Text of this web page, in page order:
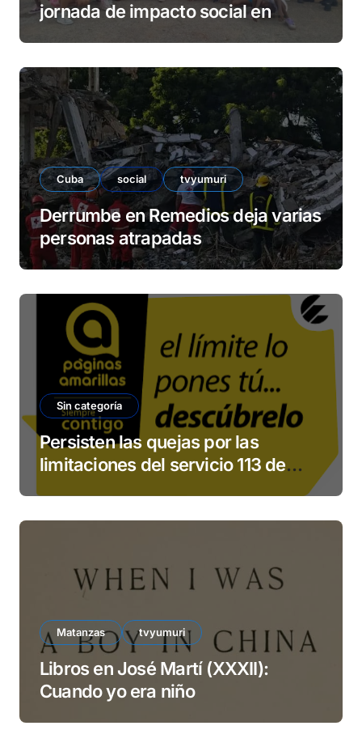
jornada de impacto social en
Cuba social tvyumuri
Derrumbe en Remedios deja varias
personas atrapadas
Sin categoría
Persisten las quejas por las
limitaciones del servicio 113 de
Matanzas tvyumuri
Libros en José Martí (XXXII):
Cuando yo era niño